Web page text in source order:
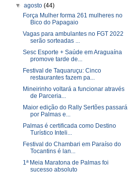
▼agosto(44)
Força Mulher forma 261 mulheres no
Bico do Papagaio
Vagas para ambulantes no FGT 2022
serão sorteadas ...
Sesc Esporte + Saúde em Araguaína
promove tarde de...
Festival de Taquaruçu: Cinco
restaurantes fazem pa...
Mineirinho voltará a funcionar através
de Parceria...
Maior edição do Rally Sertões passará
por Palmas e...
Palmas é certificada como Destino
Turístico Inteli...
Festival do Chambari em Paraíso do
Tocantins é lan...
1ª Meia Maratona de Palmas foi
sucesso absoluto